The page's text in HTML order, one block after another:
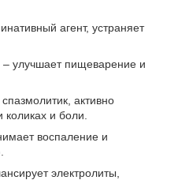
агент, устраняет
– улучшает пищеварение и
активно
и боли.
воспаление и
электролиты,